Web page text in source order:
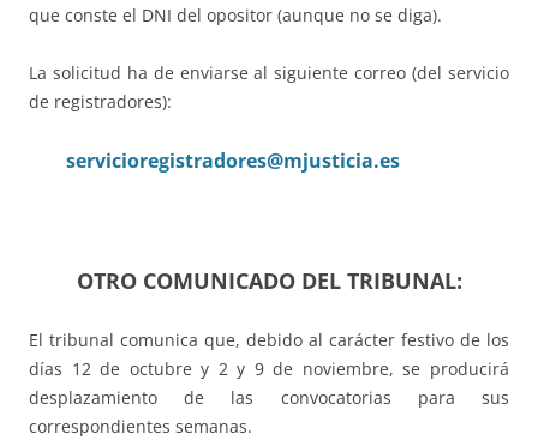
que conste el DNI del opositor (aunque no se diga).
La solicitud ha de enviarse al siguiente correo (del servicio
de registradores):
servicioregistradores@mjusticia.es
OTRO COMUNICADO DEL TRIBUNAL:
El tribunal comunica que, debido al carácter festivo de los
días 12 de octubre y 2 y 9 de noviembre, se producirá
desplazamiento de las convocatorias para sus
correspondientes semanas.